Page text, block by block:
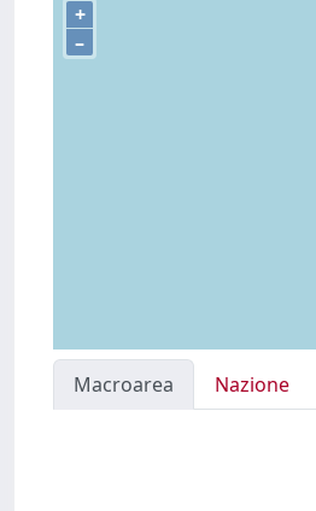
+
–
Macroarea Nazione